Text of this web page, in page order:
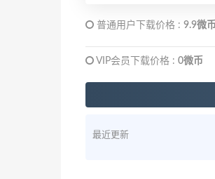
普通用户下载价格 : 9.9微币
VIP会员下载价格 : 0微币
最近更新